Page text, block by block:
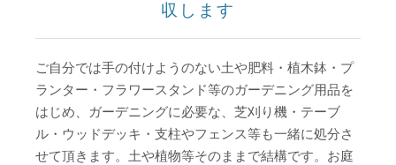
収します
ご自分では手の付けようのない土や肥料・植木鉢・プ
ランター・フラワースタンド等のガーデニング用品を
はじめ、ガーデニングに必要な、芝刈り機・テーブ
ル・ウッドデッキ・支柱やフェンス等も一緒に処分さ
せて頂きます。土や植物等そのままで結構です。 お庭